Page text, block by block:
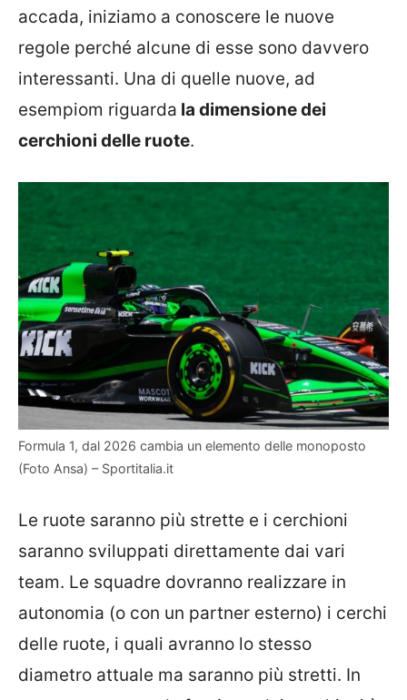
accada, iniziamo a conoscere le nuove
regole perché alcune di esse sono davvero
interessanti. Una di quelle nuove, ad
esempiom riguarda la dimensione dei
cerchioni delle ruote.
Formula 1, dal 2026 cambia un elemento delle monoposto
(Foto Ansa) – Sportitalia.it
Le ruote saranno più strette e i cerchioni
saranno sviluppati direttamente dai vari
team. Le squadre dovranno realizzare in
autonomia (o con un partner esterno) i cerchi
delle ruote, i quali avranno lo stesso
diametro attuale ma saranno più stretti. In